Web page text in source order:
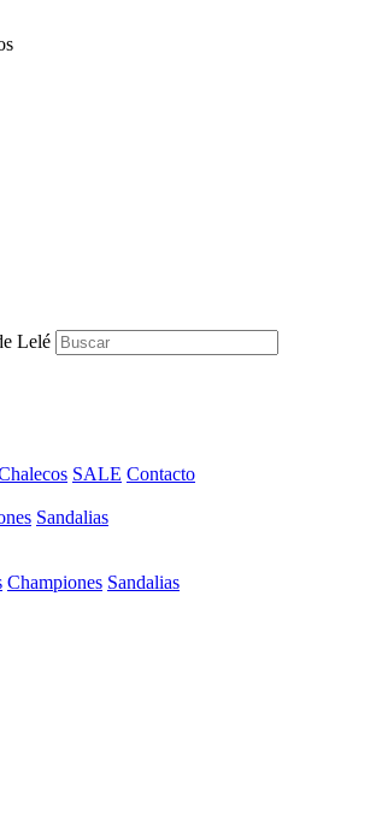
SALE Contacto
Sandalias
Championes Sandalias